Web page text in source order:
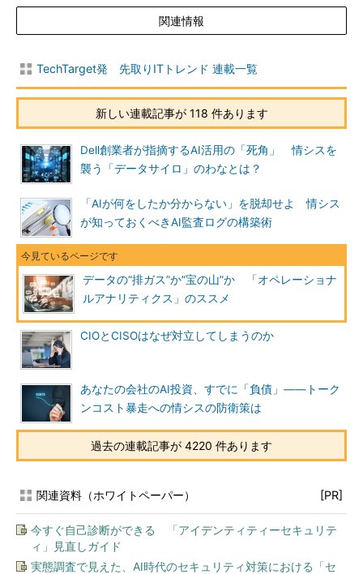
関連情報
TechTarget発 先取りITトレンド 連載一覧
新しい連載記事が 118 件あります
Dell創業者が指摘するAI活用の「死角」 情シスを
襲う「データサイロ」のわなとは？
「AIが何をしたか分からない」を脱却せよ 情シス
が知っておくべきAI監査ログの構築術
データの“排ガス”か”宝の山”か 「オペレーショナ
ルアナリティクス」のススメ
CIOとCISOはなぜ対立してしまうのか
あなたの会社のAI投資、すでに「負債」――トーク
ンコスト暴走への情シスの防衛策は
過去の連載記事が 4220 件あります
関連資料（ホワイトペーパー） [PR]
今すぐ自己診断ができる 「アイデンティティーセキュリテ
ィ」見直しガイド
実態調査で見えた、AI時代のセキュリティ対策における「セ